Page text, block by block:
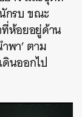
กรบ ขณะ
ที่ห้อยอยู่ด้าน
พา’ ตาม
นออกไป